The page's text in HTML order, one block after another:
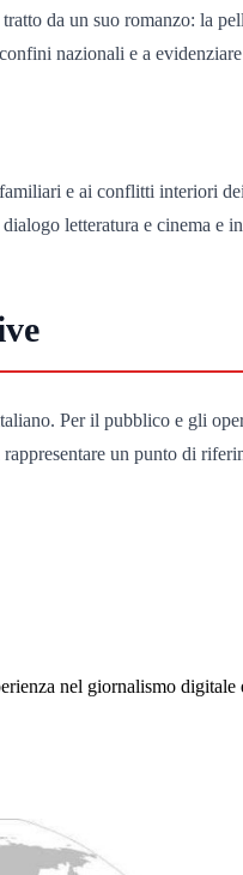
da un suo romanzo: la
nazionali e a
e ai conflitti interiori
letteratura e cinema e
Per il pubblico e gli
un punto di
nel giornalismo